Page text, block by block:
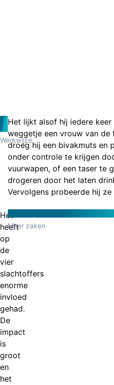
Werkwijze
Het lijkt alsof hij iedere
weggetje een vrouw van de
droeg hij een bivakmuts en
onder controle te krijgen
vuurwapen, of een taser te
drogeren door het laten
Vervolgens probeerde hij
Het
heeft
op
de
vier
slachtoffers
enorme
invloed
gehad.
De
impact
is
groot
en
het
Meer zaken